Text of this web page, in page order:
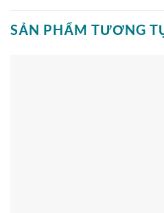
SẢN PHẨM TƯƠNG